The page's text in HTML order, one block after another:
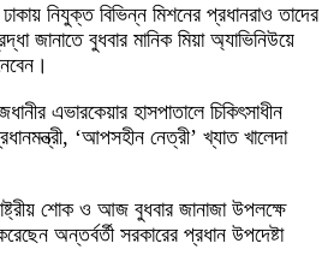
নিযুক্ত বিভিন্ন মিশনের প্রধানরাও তাদের
জানাতে বুধবার মানিক মিয়া অ্যাভিনিউয়ে
এভারকেয়ার হাসপাতালে চিকিৎসাধীন
‘আপসহীন নেত্রী’ খ্যাত খালেদা
শোক ও আজ বুধবার জানাজা উপলক্ষে
অন্তর্বর্তী সরকারের প্রধান উপদেষ্টা